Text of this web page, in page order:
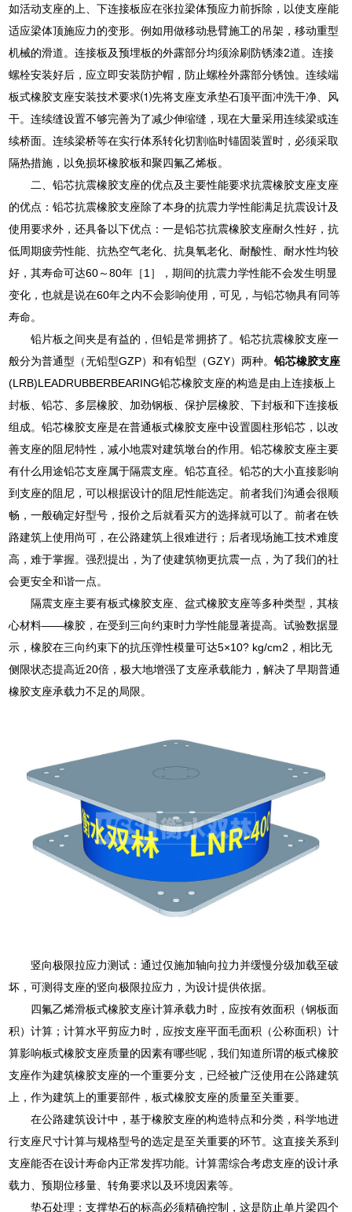
如活动支座的上、下连接板应在张拉梁体预应力前拆除，以使支座能
适应梁体顶施应力的变形。例如用做移动悬臂施工的吊架，移动重型
机械的滑道。连接板及预埋板的外露部分均须涂刷防锈漆2道。连接
螺栓安装好后，应立即安装防护帽，防止螺栓外露部分锈蚀。连续端
板式橡胶支座安装技术要求⑴先将支座支承垫石顶平面冲洗干净、风
干。连续缝设置不够完善为了减少伸缩缝，现在大量采用连续梁或连
续桥面。连续梁桥等在实行体系转化切割临时锚固装置时，必须采取
隔热措施，以免损坏橡胶板和聚四氟乙烯板。
二、铅芯抗震橡胶支座的优点及主要性能要求抗震橡胶支座支座
的优点：铅芯抗震橡胶支座除了本身的抗震力学性能满足抗震设计及
使用要求外，还具备以下优点：一是铅芯抗震橡胶支座耐久性好，抗
低周期疲劳性能、抗热空气老化、抗臭氧老化、耐酸性、耐水性均较
好，其寿命可达60～80年［1］，期间的抗震力学性能不会发生明显
变化，也就是说在60年之内不会影响使用，可见，与铅芯物具有同等
寿命。
铅片板之间夹是有益的，但铅是常拥挤了。铅芯抗震橡胶支座一
般分为普通型（无铅型GZP）和有铅型（GZY）两种。铅芯橡胶支座
(LRB)LEADRUBBERBEARING铅芯橡胶支座的构造是由上连接板上
封板、铅芯、多层橡胶、加劲钢板、保护层橡胶、下封板和下连接板
组成。铅芯橡胶支座是在普通板式橡胶支座中设置圆柱形铅芯，以改
善支座的阻尼特性，减小地震对建筑墩台的作用。铅芯橡胶支座主要
有什么用途铅芯支座属于隔震支座。铅芯直径。铅芯的大小直接影响
到支座的阻尼，可以根据设计的阻尼性能选定。前者我们沟通会很顺
畅，一般确定好型号，报价之后就看买方的选择就可以了。前者在铁
路建筑上使用尚可，在公路建筑上很难进行；后者现场施工技术难度
高，难于掌握。强烈提出，为了使建筑物更抗震一点，为了我们的社
会更安全和谐一点。
隔震支座主要有板式橡胶支座、盆式橡胶支座等多种类型，其核
心材料——橡胶，在受到三向约束时力学性能显著提高。试验数据显
示，橡胶在三向约束下的抗压弹性模量可达5×10? kg/cm2，相比无
侧限状态提高近20倍，极大地增强了支座承载能力，解决了早期普通
橡胶支座承载力不足的局限。
竖向极限拉应力测试：通过仅施加轴向拉力并缓慢分级加载至破
坏，可测得支座的竖向极限拉应力，为设计提供依据。
四氟乙烯滑板式橡胶支座计算承载力时，应按有效面积（钢板面
积）计算；计算水平剪应力时，应按支座平面毛面积（公称面积）计
算影响板式橡胶支座质量的因素有哪些呢，我们知道所谓的板式橡胶
支座作为建筑橡胶支座的一个重要分支，已经被广泛使用在公路建筑
上，作为建筑上的重要部件，板式橡胶支座的质量至关重要。
在公路建筑设计中，基于橡胶支座的构造特点和分类，科学地进
行支座尺寸计算与规格型号的选定是至关重要的环节。这直接关系到
支座能否在设计寿命内正常发挥功能。计算需综合考虑支座的设计承
载力、预期位移量、转角要求以及环境因素等。
垫石处理：支撑垫石的标高必须精确控制，这是防止单片梁四个